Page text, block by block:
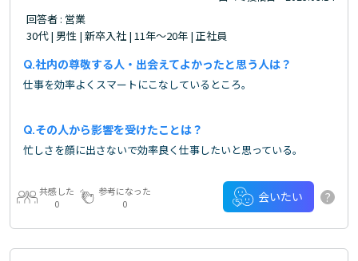
回答者 : 営業
30代 | 男性 | 新卒入社 | 11年～20年 | 正社員
社内の尊敬する人・出会えてよかったと思う人は？
仕事を効率よくスマートにこなしているところ。
その人から影響を受けたことは？
忙しさを顔に出さないで効率良く仕事したいと思っている。
共感した
0
参考になった
0
会いたい ?